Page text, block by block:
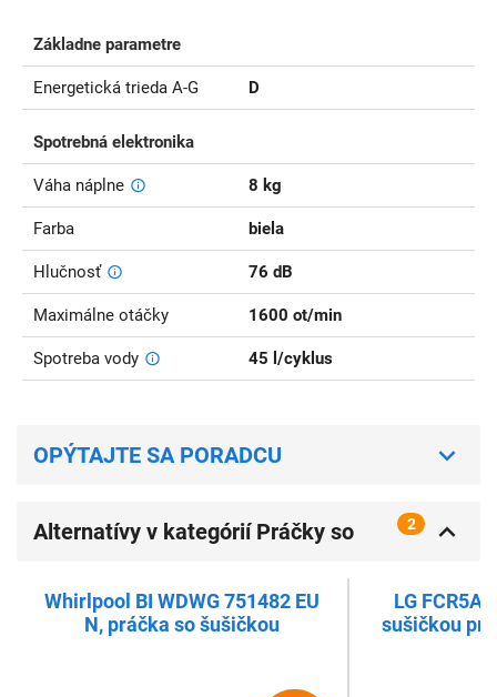
Základne parametre
Energetická trieda A-G D
Spotrebná elektronika
Váha náplne 8 kg
Farba biela
Hlučnosť 76 dB
Maximálne otáčky 1600 ot/min
Spotreba vody 45 l/cyklus
OPÝTAJTE SA PORADCU
Alternatívy v kategórií Práčky so
2
Whirlpool BI WDWG 751482 EU
N, práčka so šušičkou
LG
sušičkou